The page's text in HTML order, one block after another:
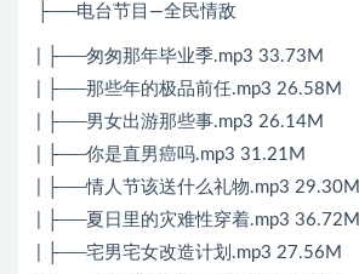
├──电台节目—全民情敌
| ├──匆匆那年毕业季.mp3 33.73M
| ├──那些年的极品前任.mp3 26.58M
| ├──男女出游那些事.mp3 26.14M
| ├──你是直男癌吗.mp3 31.21M
| ├──情人节该送什么礼物.mp3 29.30M
| ├──夏日里的灾难性穿着.mp3 36.72M
| ├──宅男宅女改造计划.mp3 27.56M